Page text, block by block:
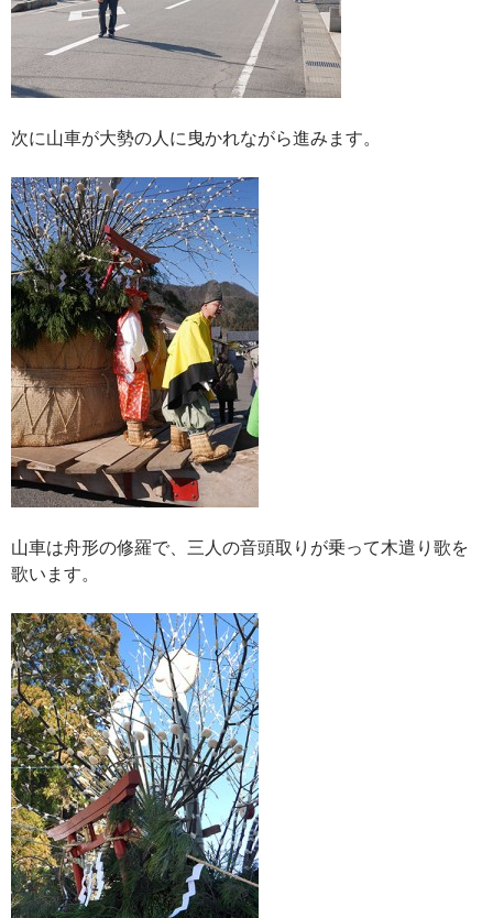
次に山車が大勢の人に曳かれながら進みます。
山車は舟形の修羅で、三人の音頭取りが乗って木遣り歌を
歌います。